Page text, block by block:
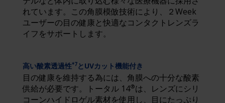
れています。この角膜模倣技術により、２Week
ユーザーの目の健康と快適なコンタクトレンズラ
イフをサポートします。
高い酸素透過性*7とUVカット機能付き
目の健康を維持する為には、角膜への十分な酸素
供給が必要です。トータル 14®は、レンズにシリ
コーンハイドロゲル素材を使用し、目にたっぷり